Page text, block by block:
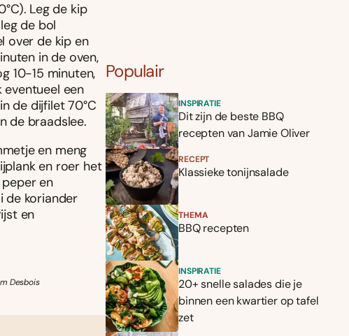
Leg de kip
de bol
over de kip en
in de oven,
10-15 minuten,
een
de dijfilet 70°C
de braadslee.
en meng
en roer het
en
de koriander
en
Desbois
Populair
INSPIRATIE
Dit zijn de beste BBQ
recepten van Jamie Oliver
RECEPT
Klassieke tonijnsalade
THEMA
BBQ recepten
INSPIRATIE
20+ snelle salades die je
binnen een kwartier op tafel
zet